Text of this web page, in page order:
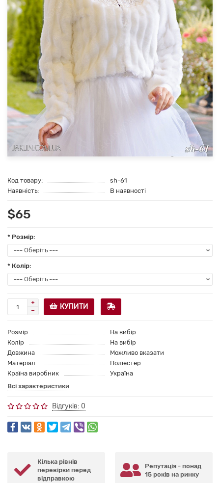
Код товару:
sh-61
Наявність:
В наявності
$65
* Розмір:
* Колір:
КУПИТИ
Розмір
На вибір
Колір
На вибір
Довжина
Можливо вказати
Матеріал
Поліестер
Країна виробник
Україна
Всі характеристики
Відгуків: 0
Кілька рівнів
перевірки перед
відправкою
Репутація - понад
15 років на ринку